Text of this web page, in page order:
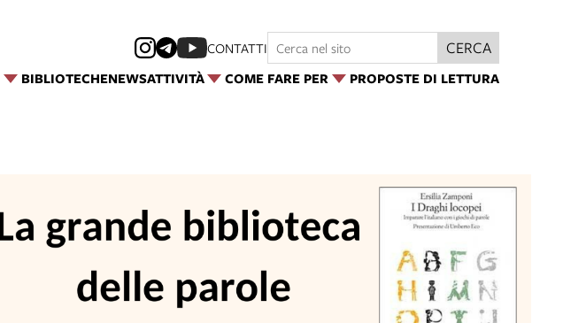
BIBLIOTECHENEWSATTIVITÀ COME FARE PER PROPOSTE DI LETTURA
CONTATTI CERCA